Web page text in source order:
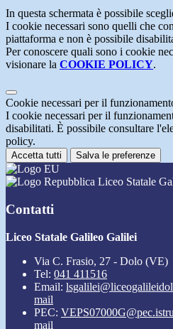
In questa schermata è possibile
I cookie necessari sono quelli che
piattaforma e non è possibile
Per conoscere quali sono i cookie
visionare la COOKIE POLICY.
Cookie necessari per il
I cookie necessari per il
disabilitati. È possibile consultare
policy.
Accetta tutti Salva le preferenze
Liceo Statale
Contatti
Liceo Statale Galileo Galilei
Via C. Frasio, 27 - Dolo (VE)
Tel: 041 411516
Email:
mail
PEC:
mail